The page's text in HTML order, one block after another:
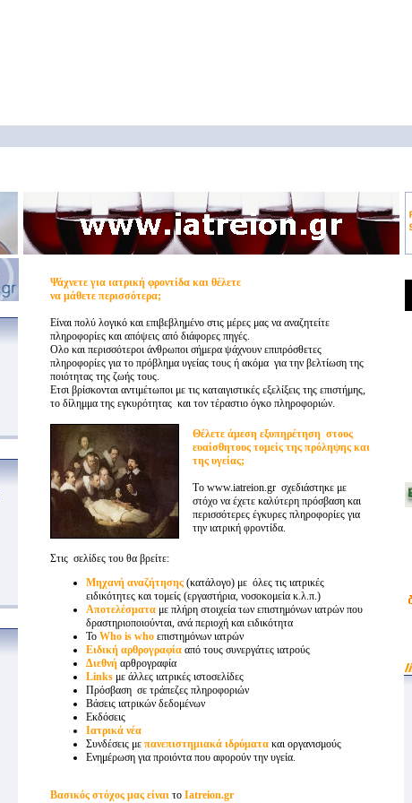
Ψάχνετε για ιατρική φροντίδα και θέλετε
να μάθετε περισσότερα;
Είναι πολύ λογικό και επιβεβλημένο στις μέρες μας να αναζητείτε
πληροφορίες και απόψεις από διάφορες πηγές.
Ολο και περισσότεροι άνθρωποι σήμερα ψάχνουν επιπρόσθετες
πληροφορίες για το πρόβλημα υγείας τους ή ακόμα για την βελτίωση της
ποιότητας της ζωής τους.
Ετσι βρίσκονται αντιμέτωποι με τις καταιγιστικές εξελίξεις της επιστήμης,
το δίλημμα της εγκυρότητας και τον τέραστιο όγκο πληροφοριών.
Θέλετε άμεση εξυπηρέτηση στους
ευαίσθητους τομείς της πρόληψης και
της υγείας;
Tο www.iatreion.gr σχεδιάστηκε με
στόχο να έχετε καλύτερη πρόσβαση και
περισσότερες έγκυρες πληροφορίες για
την ιατρική φροντίδα.
Στις σελίδες του θα βρείτε:
Μηχανή αναζήτησης (κατάλογο) με όλες τις ιατρικές
ειδικότητες και τομείς (εργαστήρια, νοσοκομεία κ.λ.π.)
Αποτελέσματα με πλήρη στοιχεία των επιστημόνων ιατρών που
δραστηριοποιούνται, ανά περιοχή και ειδικότητα
Το Who is who επιστημόνων ιατρών
Ειδική αρθρογραφία από τους συνεργάτες ιατρούς
Διεθνή αρθρογραφία
Links με άλλες ιατρικές ιστοσελίδες
Πρόσβαση σε τράπεζες πληροφοριών
Βάσεις ιατρικών δεδομένων
Εκδόσεις
Ιατρικά νέα
Συνδέσεις με πανεπιστημιακά ιδρύματα και οργανισμούς
Ενημέρωση για προιόντα που αφορούν την υγεία.
Βασικός στόχος μας είναι το Iatreion.gr